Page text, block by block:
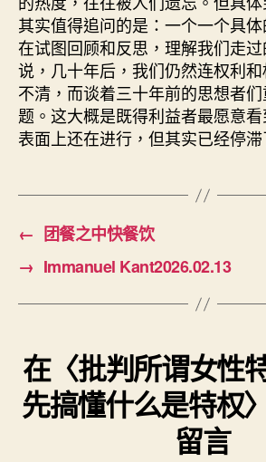
其实值得追问的是：一个一个具
在试图回顾和反思，理解我们走
说，几十年后，我们仍然连权利
不清，而谈着三十年前的思想者
题。这大概是既得利益者最愿意
表面上还在进行，但其实已经停滞
← 团餐之中快餐饮
→ Immanuel Kant2026.02.13
在〈批判所谓女性
先搞懂什么是特权
留言